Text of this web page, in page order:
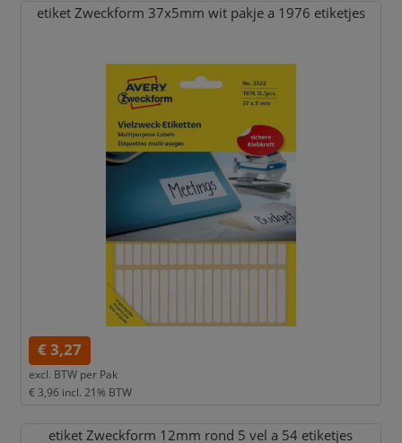
etiket Zweckform 37x5mm wit pakje a 1976 etiketjes
€ 3,27
excl. BTW per Pak
€ 3,96 incl. 21% BTW
etiket Zweckform 12mm rond 5 vel a 54 etiketjes